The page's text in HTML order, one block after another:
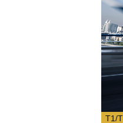
T1/